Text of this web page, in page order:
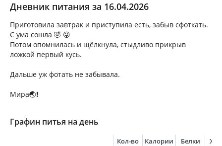
Дневник питания за 16.04.2026
Приготовила завтрак и приступила есть, забыв сфоткать.
С ума сошла 🤣 😜
Потом опомнилась и щёлкнула, стыдливо прикрыв
ложкой первый кусь.
Дальше уж фотать не забывала.
Мира🌏❗
Графин питья на день
Кол-во Калории Белки